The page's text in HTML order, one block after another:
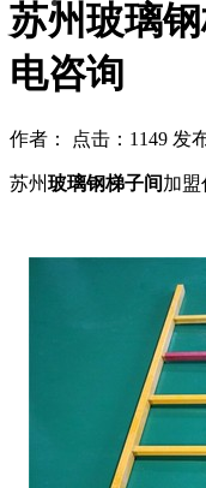
苏州玻璃
电咨询
作者： 点击：1149 发
苏州玻璃钢梯子间加盟